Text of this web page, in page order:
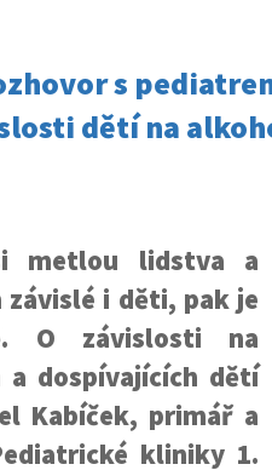
s
dětí na
metlou lidstva a
závislé i děti, pak je
O závislosti na
dospívajících dětí
Kabíček, primář a
kliniky 1.